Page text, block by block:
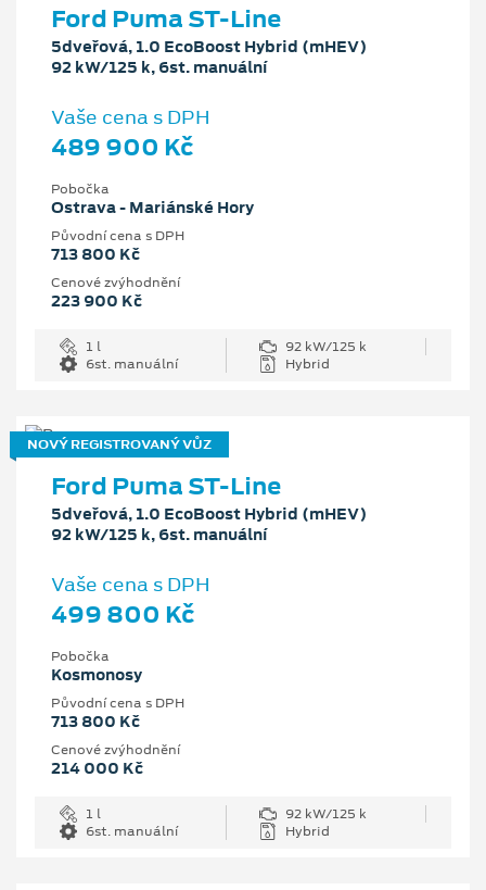
Ford Puma ST-Line
5dveřová, 1.0 EcoBoost Hybrid (mHEV)
92 kW/125 k, 6st. manuální
Vaše cena s DPH
489 900 Kč
Pobočka
Ostrava - Mariánské Hory
Původní cena s DPH
713 800 Kč
Cenové zvýhodnění
223 900 Kč
1 l
92 kW/125 k
6st. manuální
Hybrid
NOVÝ REGISTROVANÝ VŮZ
Ford Puma ST-Line
5dveřová, 1.0 EcoBoost Hybrid (mHEV)
92 kW/125 k, 6st. manuální
Vaše cena s DPH
499 800 Kč
Pobočka
Kosmonosy
Původní cena s DPH
713 800 Kč
Cenové zvýhodnění
214 000 Kč
1 l
92 kW/125 k
6st. manuální
Hybrid